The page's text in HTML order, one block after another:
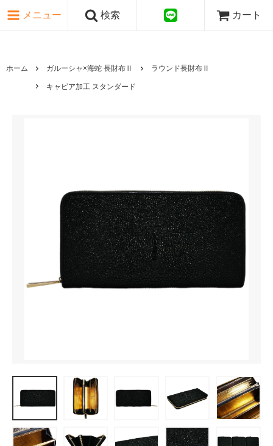
メニュー 検索 カート
ホーム ガルーシャ×海蛇 長財布Ⅱ ラウンド長財布Ⅱ
キャビア加工 スタンダード
ピンク・レッド系
ゴールド・シルバー系
国旗シリーズ
日本伝文様シリーズ